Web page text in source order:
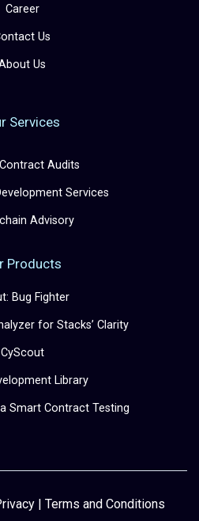
Career
Us
Us
Services
Audits
Services
Advisory
Products
Bug Fighter
for Stacks’ Clarity
CyScout
Library
Smart Contract Testing
| Terms and Conditions